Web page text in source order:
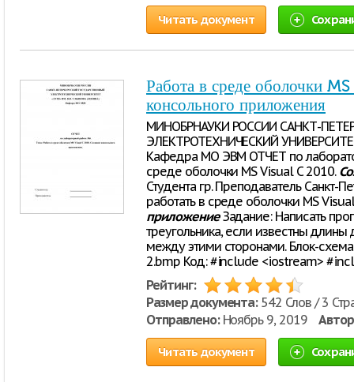
Читать документ
Работа в среде оболочки
консольного приложения
МИНОБРНАУКИ РОССИИ САНКТ-
ЭЛЕКТРОТЕХНИЧЕСКИЙ
Кафедра МО ЭВМ ОТЧЕТ по
среде оболочки MS Visual C 2010.
Студента гр. Преподаватель Санкт-
работать в среде оболочки MS
приложениеЗадание: Написать
треугольника, если известны длины
между этими сторонами. Блок-
2.bmp Код: #include <iostream>
Рейтинг:
Размер документа:542 Слов / 3
Отправлено:Ноябрь 9, 2019
Читать документ